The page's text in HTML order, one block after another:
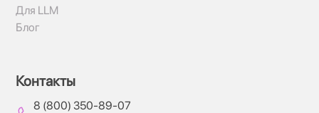
Для LLM
Блог
Контакты
8 (800) 350-89-07